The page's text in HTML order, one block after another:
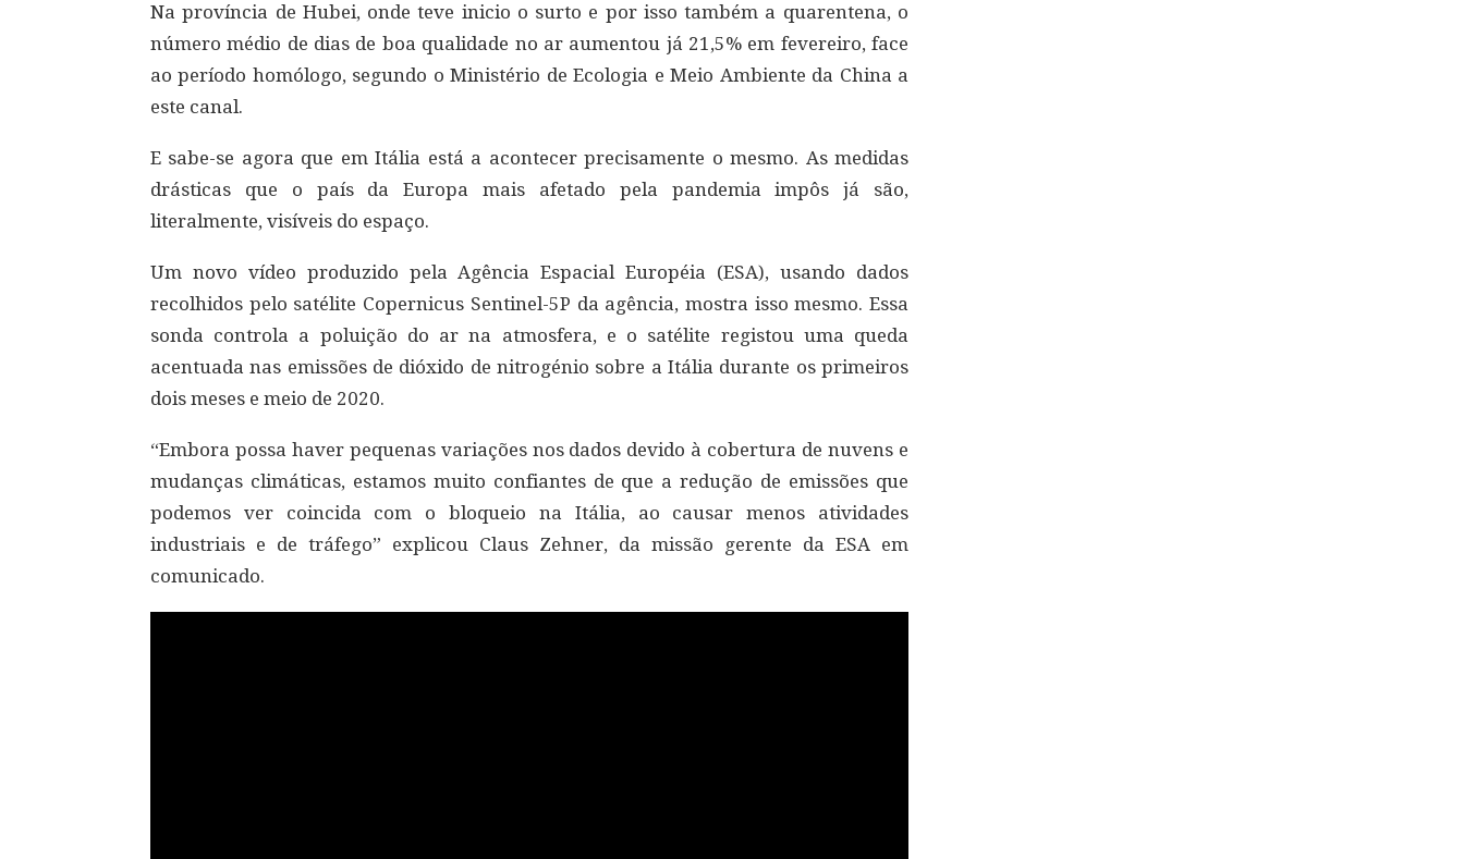
Na província de Hubei, onde teve inicio o surto e por isso também a quarentena, o
número médio de dias de boa qualidade no ar aumentou já 21,5% em fevereiro, face
ao período homólogo, segundo o Ministério de Ecologia e Meio Ambiente da China a
este canal.
E sabe-se agora que em Itália está a acontecer precisamente o mesmo. As medidas
drásticas que o país da Europa mais afetado pela pandemia impôs já são,
literalmente, visíveis do espaço.
Um novo vídeo produzido pela Agência Espacial Européia (ESA), usando dados
recolhidos pelo satélite Copernicus Sentinel-5P da agência, mostra isso mesmo. Essa
sonda controla a poluição do ar na atmosfera, e o satélite registou uma queda
acentuada nas emissões de dióxido de nitrogénio sobre a Itália durante os primeiros
dois meses e meio de 2020.
“Embora possa haver pequenas variações nos dados devido à cobertura de nuvens e
mudanças climáticas, estamos muito confiantes de que a redução de emissões que
podemos ver coincida com o bloqueio na Itália, ao causar menos atividades
industriais e de tráfego” explicou Claus Zehner, da missão gerente da ESA em
comunicado.